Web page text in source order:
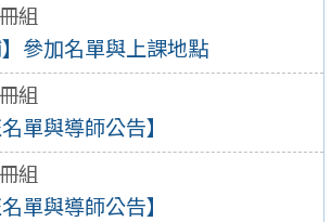
組
】參加名單與上課地點
組
單與導師公告】
組
單與導師公告】